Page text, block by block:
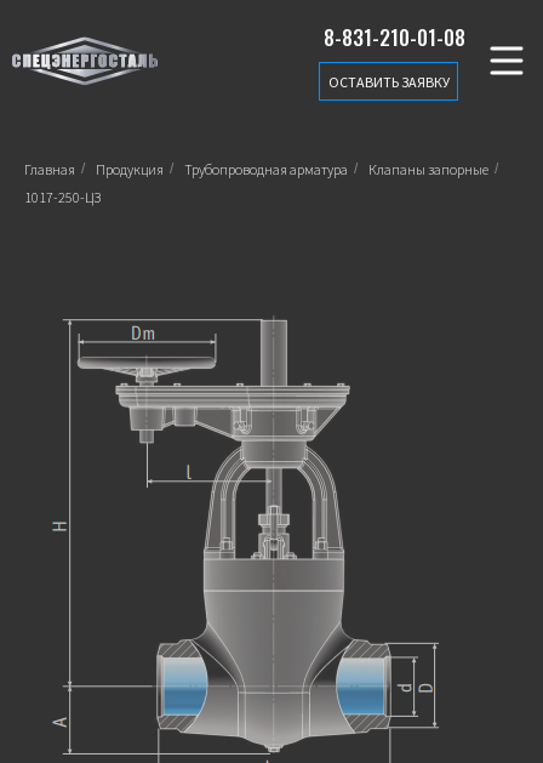
8-831-210-01-08
ОСТАВИТЬ ЗАЯВКУ
Главная / Продукция / Трубопроводная арматура / Клапаны запорные /
1017-250-ЦЗ